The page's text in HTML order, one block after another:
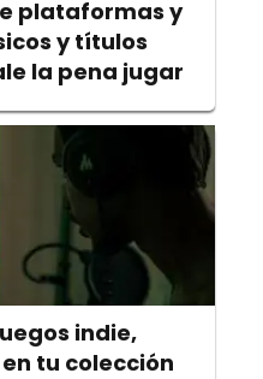
plataformas y
y títulos
la pena jugar
indie,
tu colección